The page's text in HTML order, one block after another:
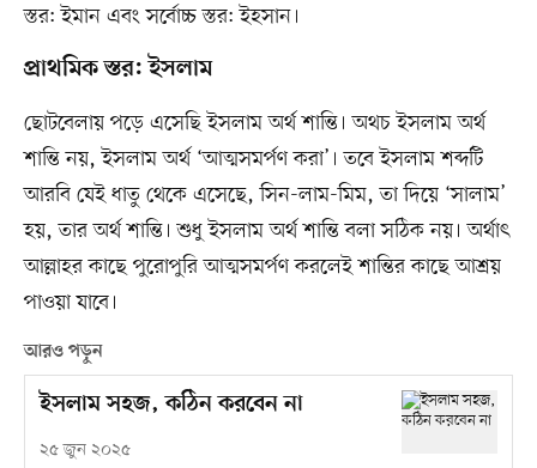
স্তর: ইমান এবং সর্বোচ্চ স্তর: ইহসান।
প্রাথমিক স্তর: ইসলাম
ছোটবেলায় পড়ে এসেছি ইসলাম অর্থ শান্তি। অথচ ইসলাম অর্থ
শান্তি নয়, ইসলাম অর্থ ‘আত্মসমর্পণ করা’। তবে ইসলাম শব্দটি
আরবি যেই ধাতু থেকে এসেছে, সিন-লাম-মিম, তা দিয়ে ‘সালাম’
হয়, তার অর্থ শান্তি। শুধু ইসলাম অর্থ শান্তি বলা সঠিক নয়। অর্থাৎ
আল্লাহর কাছে পুরোপুরি আত্মসমর্পণ করলেই শান্তির কাছে আশ্রয়
পাওয়া যাবে।
আরও পড়ুন
ইসলাম সহজ, কঠিন করবেন না
২৫ জুন ২০২৫